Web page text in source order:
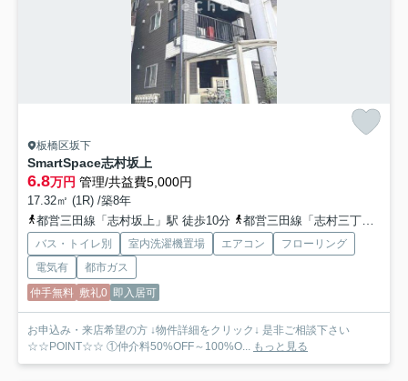
板橋区坂下
SmartSpace志村坂上
6.8万円 管理/共益費5,000円
17.32㎡ (1R) /築8年
都営三田線「志村坂上」駅 徒歩10分
都営三田線「志村三丁目」駅 徒歩10分
バス・トイレ別 室内洗濯機置場 エアコン
フローリング
電気有
都市ガス
仲手無料 敷礼0 即入居可
お申込み・来店希望の方 ↓物件詳細をクリック↓ 是非ご相談下さい
☆☆POINT☆☆ ①仲介料50%OFF～100%O... もっと見る